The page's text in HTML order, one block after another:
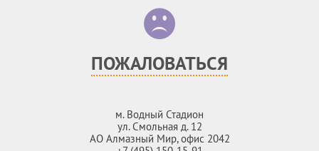
ПОЖАЛОВАТЬСЯ
м. Водный Стадион
ул. Смольная д. 12
АО Алмазный Мир, офис 2042